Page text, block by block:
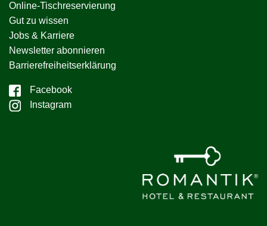
Online-Tischreservierung
Gut zu wissen
Jobs & Karriere
Newsletter abonnieren
Barrierefreiheitserklärung
Facebook
Instagram